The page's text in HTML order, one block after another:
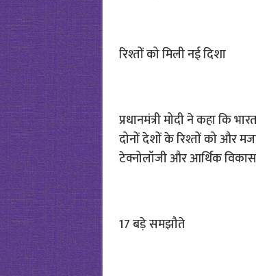
रिश्तों को मिली नई दिशा
प्रधानमंत्री मोदी ने कहा कि
दोनों देशों के रिश्तों को और
टेक्नोलॉजी और आर्थिक
17 बड़े समझौते